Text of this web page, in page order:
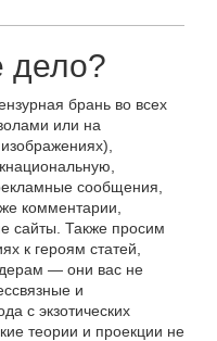
дело?
брань во всех
или на
сообщения,
комментарии,
сайты. Также просим
к героям статей,
— они вас не
и
с экзотических
теории и проекции не